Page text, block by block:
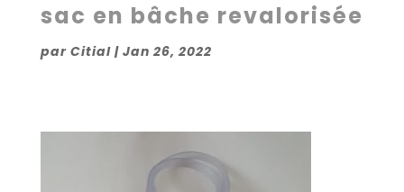
sac en bâche revalorisée
par Citial| Jan 26, 2022